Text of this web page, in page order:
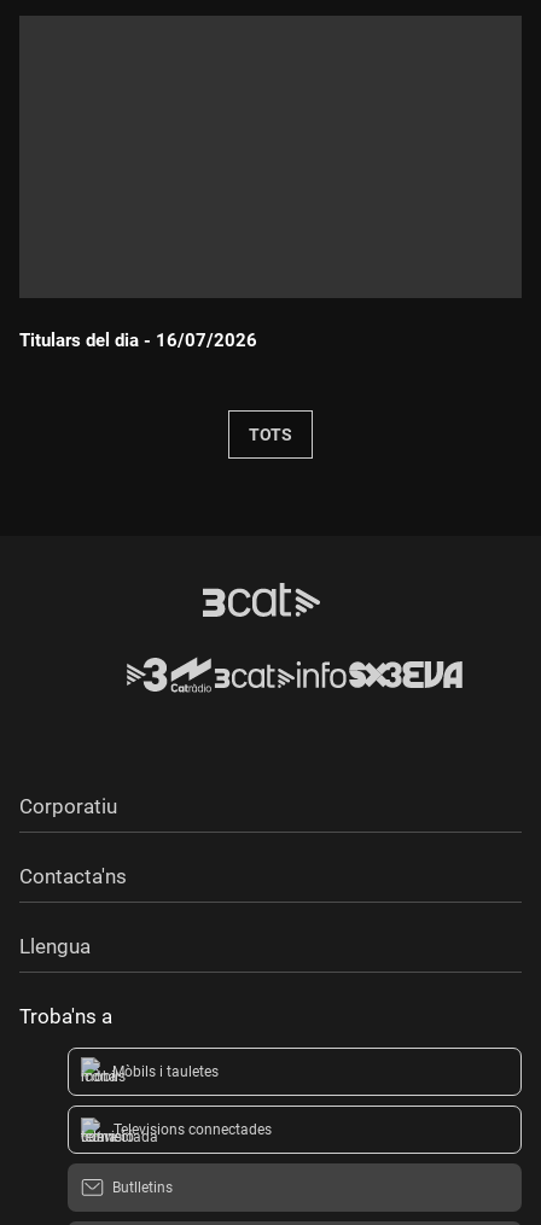
Titulars del dia - 16/07/2026
TOTS
Corporatiu
Contacta'ns
Llengua
Troba'ns a
Mòbils i tauletes
Televisions connectades
Butlletins